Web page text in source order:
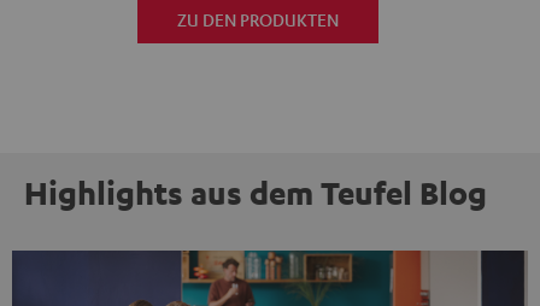
ZU DEN PRODUKTEN
Highlights aus dem Teufel Blog